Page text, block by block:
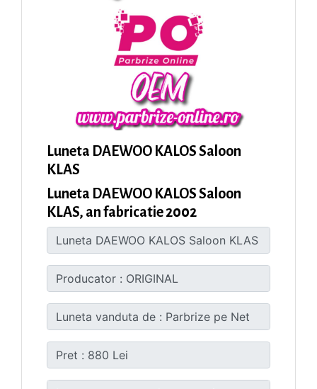
Luneta DAEWOO KALOS Saloon
KLAS
Luneta DAEWOO KALOS Saloon
KLAS, an fabricatie 2002